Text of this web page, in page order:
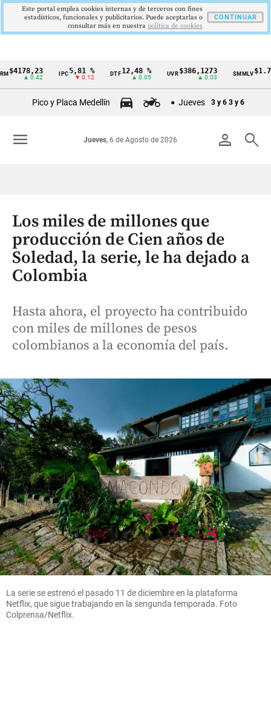
Cintillo
Colombia
▲ 0.42
IPC 5,81 %
▼ 0.12
DTF 12,48 %
▲ 0.05
UVR $386,1273
▲ 0.03
SMMLV
Pico y Placa Medellín Jueves 3 y 6 3 y 6
person search
Jueves, 6 de Agosto de 2026
menu
Los miles de millones que
producción de Cien años de
Soledad, la serie, le ha dejado a
Colombia
Hasta ahora, el proyecto ha contribuido
con miles de millones de pesos
colombianos a la economía del país.
La serie se estrenó el pasado 11 de diciembre en la plataforma
Netflix, que sigue trabajando en la sengunda temporada. Foto
Colprensa/Netflix.
Este portal emplea cookies internas y de terceros con fines
estadísticos, funcionales y publicitarios. Puede aceptarlas o
consultar más en nuestra politica de cookies
CONTINUAR